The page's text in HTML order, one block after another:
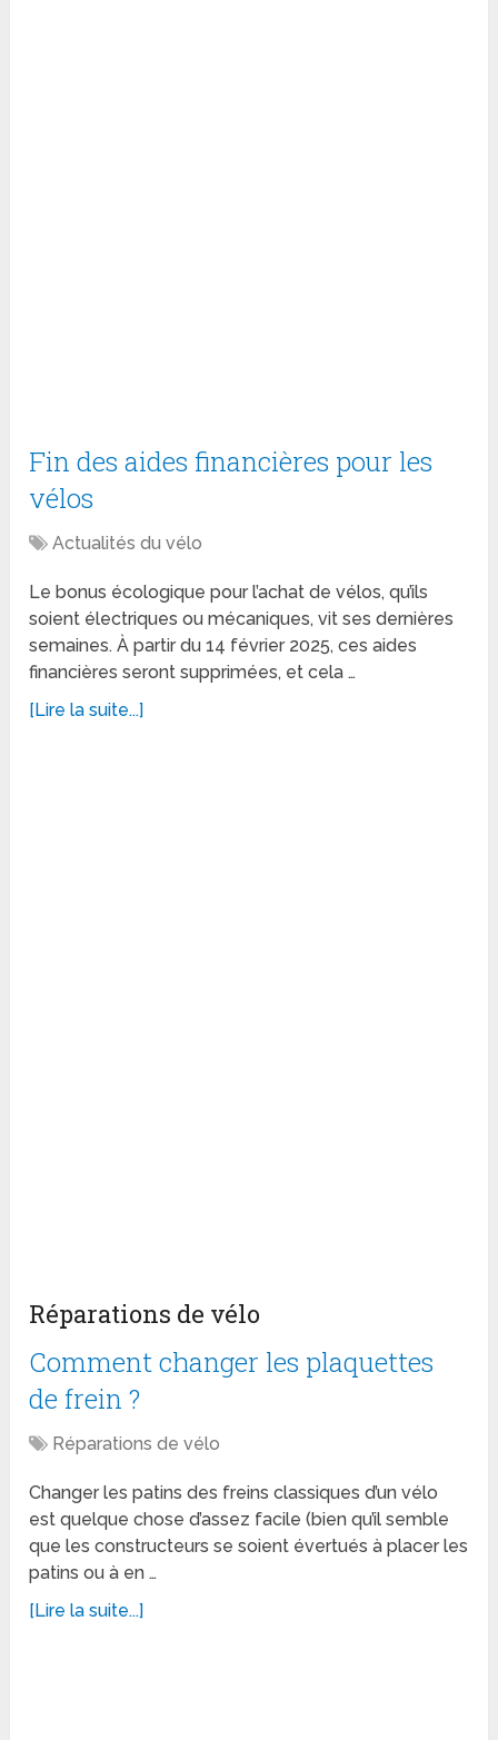
Fin des aides financières pour les
vélos
Actualités du vélo
Le bonus écologique pour l’achat de vélos, qu’ils
soient électriques ou mécaniques, vit ses dernières
semaines. À partir du 14 février 2025, ces aides
financières seront supprimées, et cela …
[Lire la suite...]
Réparations de vélo
Comment changer les plaquettes
de frein ?
Réparations de vélo
Changer les patins des freins classiques d’un vélo
est quelque chose d’assez facile (bien qu’il semble
que les constructeurs se soient évertués à placer les
patins ou à en …
[Lire la suite...]